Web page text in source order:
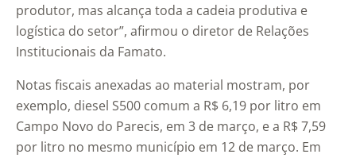
produtor, mas alcança toda a cadeia produtiva e
logística do setor”, afirmou o diretor de Relações
Institucionais da Famato.
Notas fiscais anexadas ao material mostram, por
exemplo, diesel S500 comum a R$ 6,19 por litro em
Campo Novo do Parecis, em 3 de março, e a R$ 7,59
por litro no mesmo município em 12 de março. Em